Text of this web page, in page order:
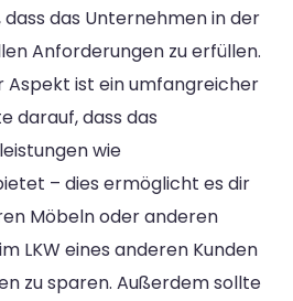
dass das Unternehmen in der
Anforderungen zu erfüllen.
Aspekt ist ein umfangreicher
darauf, dass das
wie
– dies ermöglicht es dir
Möbeln oder anderen
LKW eines anderen Kunden
zu sparen. Außerdem sollte